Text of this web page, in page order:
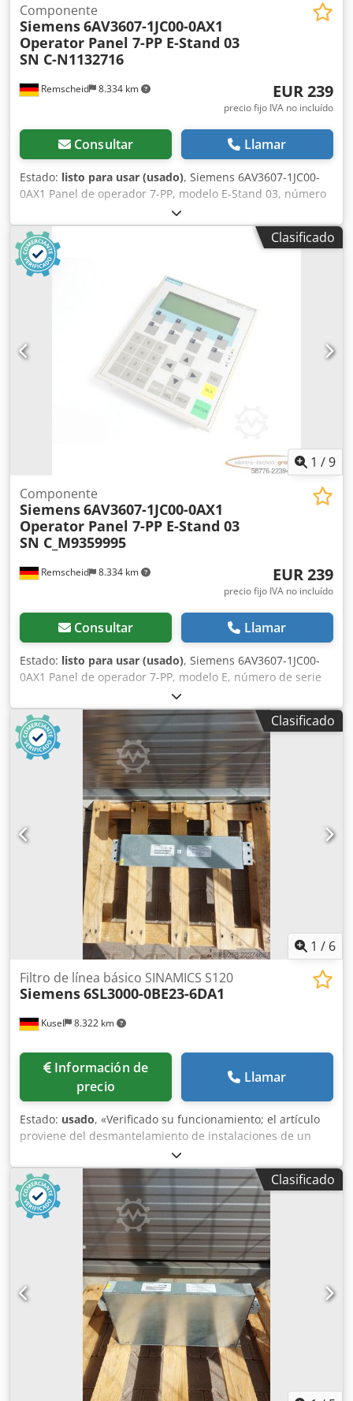
Remscheid 8.334 km
Componente
Siemens6AV3607-1JC00-0AX1
Operator Panel 7-PP E-Stand 03
SN C-N1132716
EUR 239
precio fijo IVA no incluído
Consultar Llamar
Estado: listo para usar (usado), Siemens 6AV3607-1JC00-
0AX1 Panel de operador 7-PP, modelo E-Stand 03, número
de serie C-N1132716, usado, en buen estado de
conservación, 100 % funcional, el alcance del suministro se
muestra en las fotos. Cjdpfx Anjznq Rgsgjrf
Clasificado
1 /9
Remscheid 8.334 km
Componente
Siemens6AV3607-1JC00-0AX1
Operator Panel 7-PP E-Stand 03
SN C_M9359995
EUR 239
precio fijo IVA no incluído
Consultar Llamar
Estado: listo para usar (usado), Siemens 6AV3607-1JC00-
0AX1 Panel de operador 7-PP, modelo E, número de serie
03, C_M9359995, usado, en buen estado, 100 % funcional,
el alcance del suministro se indica en las fotos.
Crsdpfeznq Raox Angjf
Clasificado
1 / 6
Kusel 8.322 km
Filtro de línea básico SINAMICS S120
Siemens6SL3000-0BE23-6DA1
Información de
precio
Llamar
Estado: usado, «Verificado su funcionamiento; el artículo
proviene del desmantelamiento de instalaciones de un
proveedor de la industria automotriz». Cantidad: 5
unidades disponibles Fabricante: Siemens Tipo: 6SL3000-
0BE23-6DA1 Serie: SINAMICS S120 Categoría: Filtro de línea
básica Aplicación: Reducción de interferencias
transmitidas por la línea eléctrica (compatibilidad
electromagnética), cumplimiento de los límites de
retroalimentación de la red según las normas EN Corriente
nominal: 23 A Tensión: 400 V CA Rango de frecuencia:
50/60 Hz Crodpfxezm Ik Uj Angof
Clasificado